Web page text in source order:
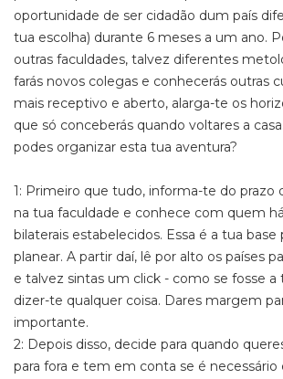
oportunidade de ser cidadão dum país
tua escolha) durante 6 meses a um ano.
outras faculdades, talvez diferentes
farás novos colegas e conhecerás outras
mais receptivo e aberto, alarga-te os
que só conceberás quando voltares a
podes organizar esta tua aventura?
1: Primeiro que tudo, informa-te do prazo
na tua faculdade e conhece com quem
bilaterais estabelecidos. Essa é a tua base
planear. A partir daí, lê por alto os países
e talvez sintas um click - como se fosse a
dizer-te qualquer coisa. Dares margem
importante.
2: Depois disso, decide para quando
para fora e tem em conta se é necessário